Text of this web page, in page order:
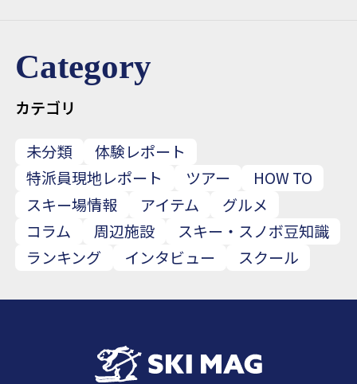
Category
カテゴリ
未分類
体験レポート
特派員現地レポート
ツアー
HOW TO
スキー場情報
アイテム
グルメ
コラム
周辺施設
スキー・スノボ豆知識
ランキング
インタビュー スクール